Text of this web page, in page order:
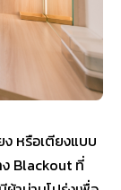
หรือเตียงแบบ
Blackout ที่